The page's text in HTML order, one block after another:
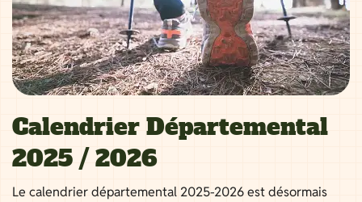
Calendrier Départemental
2025 / 2026
Le calendrier départemental 2025-2026 est désormais